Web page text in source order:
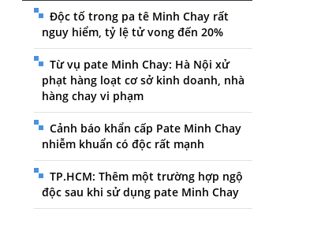
Độc tố trong pa tê Minh Chay rất
nguy hiểm, tỷ lệ tử vong đến 20%
Từ vụ pate Minh Chay: Hà Nội xử
phạt hàng loạt cơ sở kinh doanh, nhà
hàng chay vi phạm
Cảnh báo khẩn cấp Pate Minh Chay
nhiễm khuẩn có độc rất mạnh
TP.HCM: Thêm một trường hợp ngộ
độc sau khi sử dụng pate Minh Chay